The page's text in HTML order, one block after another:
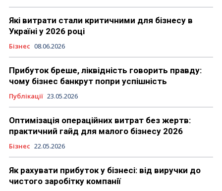
Які витрати стали критичними для бізнесу в
Україні у 2026 році
Бізнес 08.06.2026
Прибуток бреше, ліквідність говорить правду:
чому бізнес банкрут попри успішність
Публікації 23.05.2026
Оптимізація операційних витрат без жертв:
практичний гайд для малого бізнесу 2026
Бізнес 22.05.2026
Як рахувати прибуток у бізнесі: від виручки до
чистого заробітку компанії